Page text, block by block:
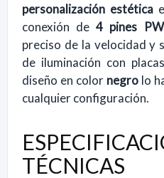
personalización estética
conexión de4 pines
preciso de la velocidad y
de iluminación con
diseño en color negro lo
cualquier configuración.
TÉCNICAS